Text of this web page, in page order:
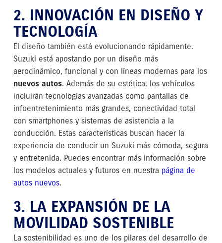
2. INNOVACIÓN EN DISEÑO Y
TECNOLOGÍA
El diseño también está evolucionando rápidamente.
Suzuki está apostando por un diseño más
aerodinámico, funcional y con líneas modernas para los
nuevos autos. Además de su estética, los vehículos
incluirán tecnologías avanzadas como pantallas de
infoentretenimiento más grandes, conectividad total
con smartphones y sistemas de asistencia a la
conducción. Estas características buscan hacer la
experiencia de conducir un Suzuki más cómoda, segura
y entretenida. Puedes encontrar más información sobre
los modelos actuales y futuros en nuestra página de
autos nuevos.
3. LA EXPANSIÓN DE LA
MOVILIDAD SOSTENIBLE
La sostenibilidad es uno de los pilares del desarrollo de